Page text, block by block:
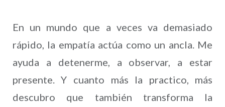
En un mundo que a veces va demasiado
rápido, la empatía actúa como un ancla. Me
ayuda a detenerme, a observar, a estar
presente. Y cuanto más la practico, más
descubro que también transforma la